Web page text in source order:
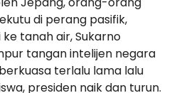
di perang pasifik,
tanah air, Sukarno
tangan intelijen negara
terlalu lama lalu
presiden naik dan turun.